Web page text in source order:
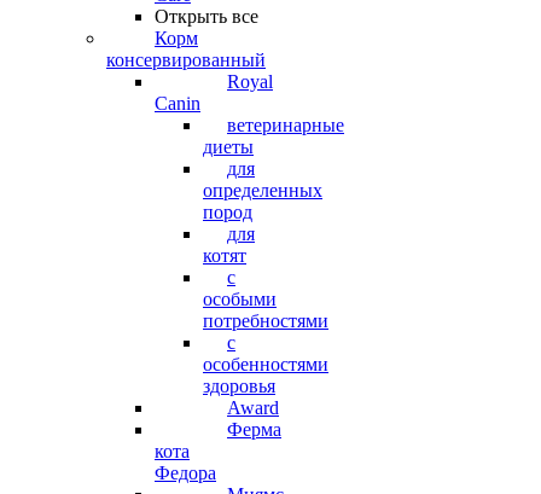
Открыть все
Корм
консервированный
Royal
Canin
ветеринарные
диеты
для
определенных
пород
для
котят
с
особыми
потребностями
с
особенностями
здоровья
Award
Ферма
кота
Федора